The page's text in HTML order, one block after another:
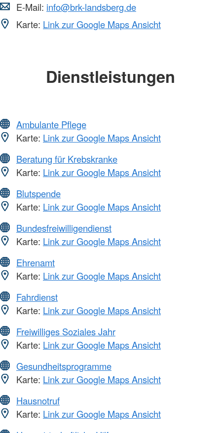
E-Mail: info@brk-landsberg.de
Karte: Link zur Google Maps Ansicht
Dienstleistungen
Ambulante Pflege
Karte: Link zur Google Maps Ansicht
Beratung für Krebskranke
Karte: Link zur Google Maps Ansicht
Blutspende
Karte: Link zur Google Maps Ansicht
Bundesfreiwilligendienst
Karte: Link zur Google Maps Ansicht
Ehrenamt
Karte: Link zur Google Maps Ansicht
Fahrdienst
Karte: Link zur Google Maps Ansicht
Freiwilliges Soziales Jahr
Karte: Link zur Google Maps Ansicht
Gesundheitsprogramme
Karte: Link zur Google Maps Ansicht
Hausnotruf
Karte: Link zur Google Maps Ansicht